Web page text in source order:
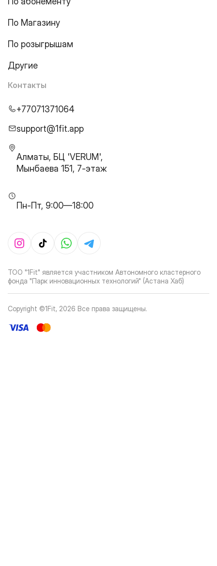
По Магазину
По розыгрышам
Другие
Контакты
+77071371064
support@1fit.app
Алматы, БЦ 'VERUM',
Мынбаева 151, 7-этаж
Пн-Пт, 9:00—18:00
ТОО "1Fit" является участником Автономного кластерного
фонда "Парк инновационных технологий" (Астана Хаб)
Copyright ©1Fit, 2026 Все права защищены.